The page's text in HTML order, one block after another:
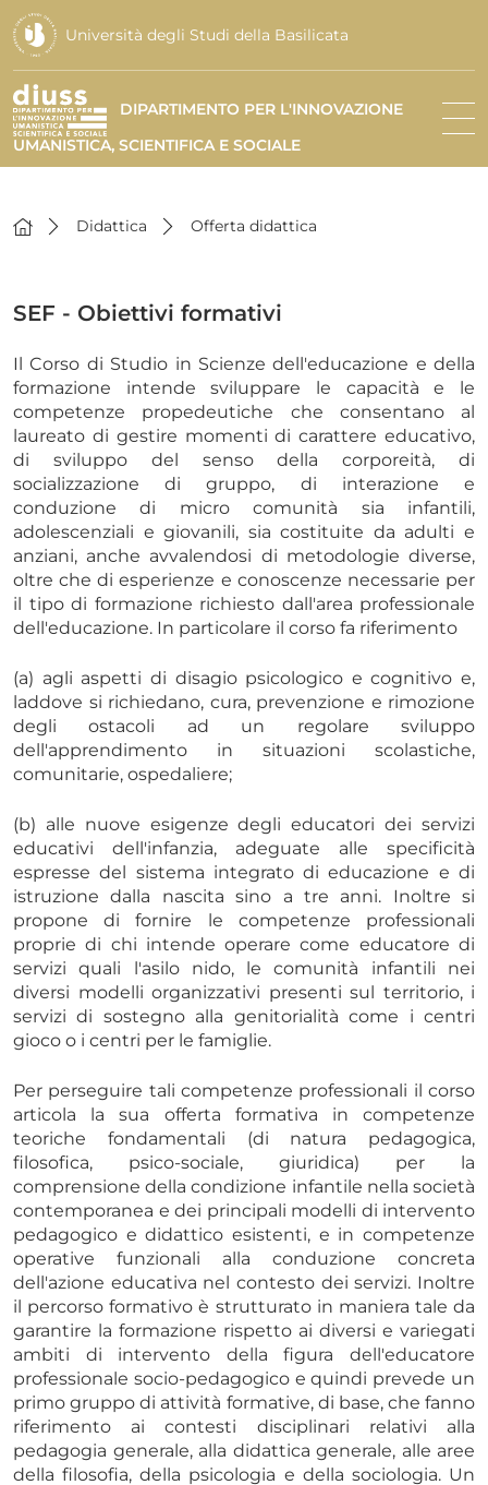
Università degli Studi della Basilicata
DIPARTIMENTO PER L'INNOVAZIONE
UMANISTICA, SCIENTIFICA E SOCIALE
Didattica Offerta didattica
SEF - Obiettivi formativi
Il Corso di Studio in Scienze dell'educazione e della
formazione intende sviluppare le capacità e le
competenze propedeutiche che consentano al
laureato di gestire momenti di carattere educativo,
di sviluppo del senso della corporeità, di
socializzazione di gruppo, di interazione e
conduzione di micro comunità sia infantili,
adolescenziali e giovanili, sia costituite da adulti e
anziani, anche avvalendosi di metodologie diverse,
oltre che di esperienze e conoscenze necessarie per
il tipo di formazione richiesto dall'area professionale
dell'educazione. In particolare il corso fa riferimento
(a) agli aspetti di disagio psicologico e cognitivo e,
laddove si richiedano, cura, prevenzione e rimozione
degli ostacoli ad un regolare sviluppo
dell'apprendimento in situazioni scolastiche,
comunitarie, ospedaliere;
(b) alle nuove esigenze degli educatori dei servizi
educativi dell'infanzia, adeguate alle specificità
espresse del sistema integrato di educazione e di
istruzione dalla nascita sino a tre anni. Inoltre si
propone di fornire le competenze professionali
proprie di chi intende operare come educatore di
servizi quali l'asilo nido, le comunità infantili nei
diversi modelli organizzativi presenti sul territorio, i
servizi di sostegno alla genitorialità come i centri
gioco o i centri per le famiglie.
Per perseguire tali competenze professionali il corso
articola la sua offerta formativa in competenze
teoriche fondamentali (di natura pedagogica,
filosofica, psico-sociale, giuridica) per la
comprensione della condizione infantile nella società
contemporanea e dei principali modelli di intervento
pedagogico e didattico esistenti, e in competenze
operative funzionali alla conduzione concreta
dell'azione educativa nel contesto dei servizi. Inoltre
il percorso formativo è strutturato in maniera tale da
garantire la formazione rispetto ai diversi e variegati
ambiti di intervento della figura dell'educatore
professionale socio-pedagogico e quindi prevede un
primo gruppo di attività formative, di base, che fanno
riferimento ai contesti disciplinari relativi alla
pedagogia generale, alla didattica generale, alle aree
della filosofia, della psicologia e della sociologia. Un